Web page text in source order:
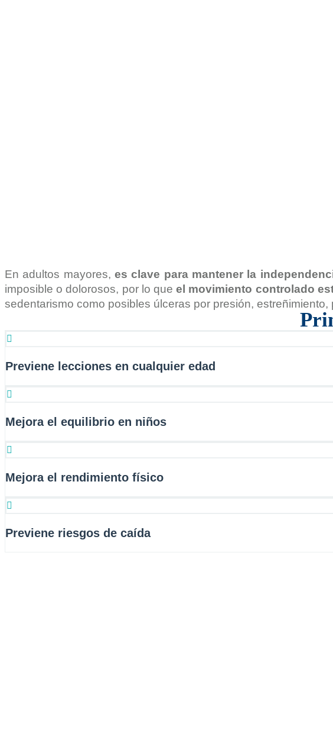
En adultos mayores, es clave para mantener la
imposible o dolorosos, por lo queel movimiento controlado
sedentarismo como posibles úlceras por presión,
Previene lecciones en cualquier edad
Mejora el equilibrio en niños
Mejora el rendimiento físico
Previene riesgos de caída